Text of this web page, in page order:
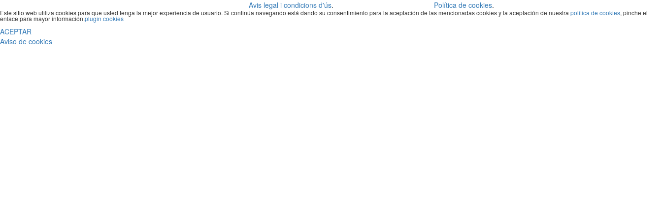
Avis legal i condicions d'ús. Política de cookies.
Este sitio web utiliza cookies para que usted tenga la mejor experiencia de usuario. Si continúa navegando está dando su consentimiento para la aceptación de las mencionadas cookies y la aceptación de nuestra política de cookies, pinche el
enlace para mayor información.plugin cookies
ACEPTAR
Aviso de cookies